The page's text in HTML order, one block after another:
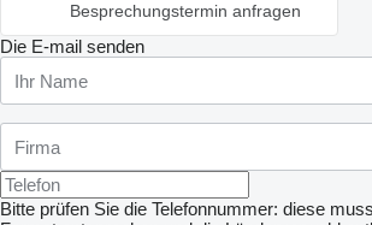
Besprechungstermin anfragen
Die E-mail senden
Bitte prüfen Sie die Telefonnummer: diese